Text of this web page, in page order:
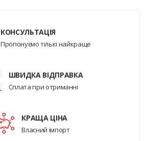
КОНСУЛЬТАЦІЯ
Пропонуємо тількі найкраще
ШВИДКА ВІДПРАВКА
Сплата при отриманні
КРАЩА ЦІНА
Власний імпорт